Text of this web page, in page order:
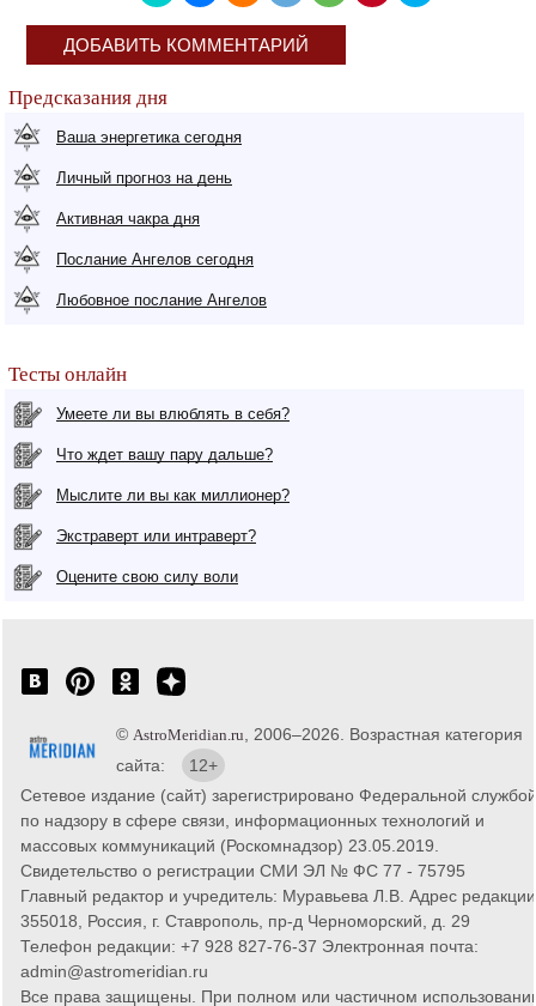
ДОБАВИТЬ КОММЕНТАРИЙ
Предсказания дня
Ваша энергетика сегодня
Личный прогноз на день
Активная чакра дня
Послание Ангелов сегодня
Любовное послание Ангелов
Тесты онлайн
Умеете ли вы влюблять в себя?
Что ждет вашу пару дальше?
Мыслите ли вы как миллионер?
Экстраверт или интраверт?
Оцените свою силу воли
© AstroMeridian.ru , 2006–2026. Возрастная категория
сайта:
12+
Сетевое издание (сайт) зарегистрировано Федеральной службой
по надзору в сфере связи, информационных технологий и
массовых коммуникаций (Роскомнадзор) 23.05.2019.
Свидетельство о регистрации СМИ ЭЛ № ФС 77 - 75795
Главный редактор и учредитель: Муравьева Л.В. Адрес
355018, Россия, г. Ставрополь, пр-д Черноморский, д. 29
Телефон редакции: +7 928 827-76-37 Электронная почта:
admin@astromeridian.ru
Все права защищены. При полном или частичном